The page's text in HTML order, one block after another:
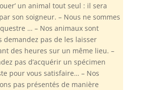
un animal tout seul : il sera
son soigneur. – Nous ne sommes
… – Nos animaux sont
demandez pas de les laisser
des heures sur un même lieu. –
pas d’acquérir un spécimen
pour vous satisfaire… – Nos
pas présentés de manière